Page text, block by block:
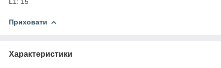
Приховати
Характеристики